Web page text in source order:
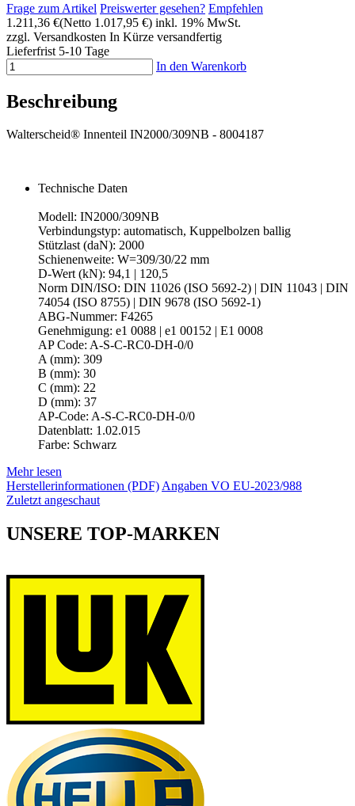
Frage zum Artikel Preiswerter gesehen? Empfehlen
1.211,36 €(Netto 1.017,95 €) inkl. 19% MwSt.
zzgl. Versandkosten In Kürze versandfertig
Lieferfrist 5-10 Tage
In den Warenkorb
Beschreibung
Walterscheid® Innenteil IN2000/309NB - 8004187
Technische Daten
Modell: IN2000/309NB
Verbindungstyp: automatisch, Kuppelbolzen ballig
Stützlast (daN): 2000
Schienenweite: W=309/30/22 mm
D-Wert (kN): 94,1 | 120,5
Norm DIN/ISO: DIN 11026 (ISO 5692-2) | DIN 11043 | DIN
74054 (ISO 8755) | DIN 9678 (ISO 5692-1)
ABG-Nummer: F4265
Genehmigung: e1 0088 | e1 00152 | E1 0008
AP Code: A-S-C-RC0-DH-0/0
A (mm): 309
B (mm): 30
C (mm): 22
D (mm): 37
AP-Code: A-S-C-RC0-DH-0/0
Datenblatt: 1.02.015
Farbe: Schwarz
Mehr lesen
Herstellerinformationen (PDF)Angaben VO EU-2023/988
Zuletzt angeschaut
UNSERE TOP-MARKEN